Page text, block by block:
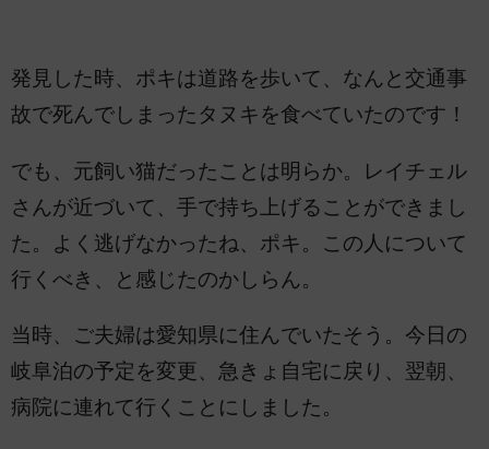
発見した時、ポキは道路を歩いて、なんと交通事
故で死んでしまったタヌキを食べていたのです！
でも、元飼い猫だったことは明らか。レイチェル
さんが近づいて、手で持ち上げることができまし
た。よく逃げなかったね、ポキ。この人について
行くべき、と感じたのかしらん。
当時、ご夫婦は愛知県に住んでいたそう。今日の
岐阜泊の予定を変更、急きょ自宅に戻り、翌朝、
病院に連れて行くことにしました。